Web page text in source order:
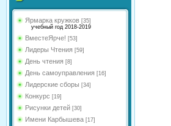
Ярмарка кружков [35]
учебный год 2018-2019
ВместеЯрче! [53]
Лидеры Чтения [59]
День чтения [8]
День самоуправления [16]
Лидерские сборы [34]
Конкурс [19]
Рисунки детей [30]
Имени Карбышева [17]